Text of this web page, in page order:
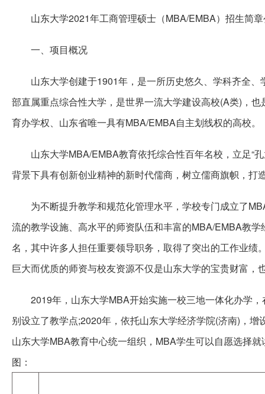
山东大学2021年工商管理硕士（MBA/EMBA）招生简
一、项目概况
山东大学创建于1901年，是一所历史悠久、学科齐全
部直属重点综合性大学，是世界一流大学建设高校(A类)，
育办学权、山东省唯一具有MBA/EMBA自主划线权的高校。
山东大学MBA/EMBA教育依托综合性百年名校，立足“
背景下具有创新创业精神的新时代儒商，树立儒商旗帜，
为不断提升教学和规范化管理水平，学校专门成立了
流的教学设施、高水平的师资队伍和丰富的MBA/EMBA教
名，其中许多人担任重要领导职务，取得了突出的工作业
巨大而优质的师资与校友资源不仅是山东大学的宝贵财富，
2019年，山东大学MBA开始实施一校三地一体化办学
别设立了教学点;2020年，依托山东大学经济学院(济南)，
山东大学MBA教育中心统一组织，MBA学生可以自愿选择
图：